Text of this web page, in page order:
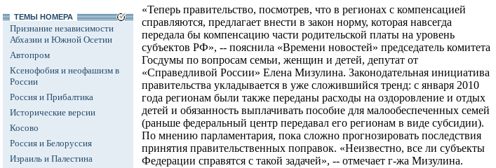
ТЕМЫ НОМЕРА
Признание независимости
Абхазии и Южной Осетии
Автопром
Ксенофобия и неофашизм в
России
Россия и Прибалтика
Исторические версии
Косово
Россия и Белоруссия
Израиль и Палестина
«Теперь правительство, посмотрев, что в регионах с компенсацией
справляются, предлагает внести в закон норму, которая навсегда
передала бы компенсацию части родительской платы на уровень
субъектов РФ», -- пояснила «Времени новостей» председатель комитета
Госдумы по вопросам семьи, женщин и детей, депутат от
«Справедливой России» Елена Мизулина. Законодательная инициатива
правительства укладывается в уже сложившийся тренд: с января 2010
года регионам были также переданы расходы на оздоровление и отдых
детей и обязанность выплачивать пособие для малообеспеченных семей
(раньше федеральный центр передавал его регионам в виде субсидии).
По мнению парламентария, пока сложно прогнозировать последствия
принятия правительственных поправок. «Неизвестно, все ли субъекты
Федерации справятся с такой задачей», -- отмечает г-жа Мизулина.